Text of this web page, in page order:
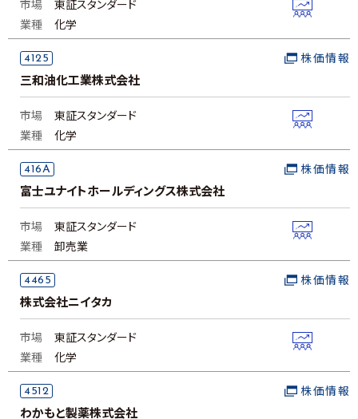
市場
東証スタンダード
業種
化学
4125
三和油化工業株式会社
株価情報
市場
東証スタンダード
業種
化学
416A
富士ユナイトホールディングス株式会社
株価情報
市場
東証スタンダード
業種
卸売業
4465
株式会社ニイタカ
株価情報
市場
東証スタンダード
業種
化学
4512
わかもと製薬株式会社
株価情報